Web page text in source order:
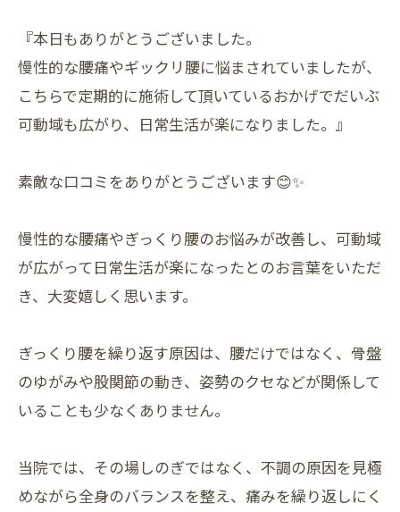
『本日もありがとうございました。
慢性的な腰痛やギックリ腰に悩まされていましたが、
こちらで定期的に施術して頂いているおかげでだいぶ
可動域も広がり、日常生活が楽になりました。』
素敵な口コミをありがとうございます😊✨
慢性的な腰痛やぎっくり腰のお悩みが改善し、可動域
が広がって日常生活が楽になったとのお言葉をいただ
き、大変嬉しく思います。
ぎっくり腰を繰り返す原因は、腰だけではなく、骨盤
のゆがみや股関節の動き、姿勢のクセなどが関係して
いることも少なくありません。
当院では、その場しのぎではなく、不調の原因を見極
めながら全身のバランスを整え、痛みを繰り返しにく